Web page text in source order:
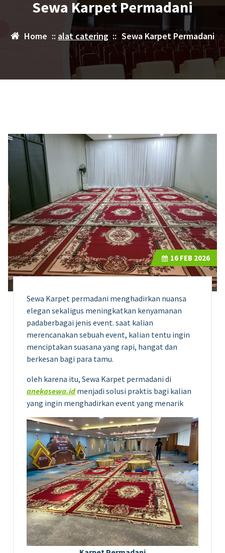
Sewa Karpet Permadani
Home :: alat catering :: Sewa Karpet Permadani
Sewa Karpet permadani menghadirkan nuansa
elegan sekaligus meningkatkan kenyamanan
padaberbagai jenis event. saat kalian
merencanakan sebuah event, kalian tentu ingin
menciptakan suasana yang rapi, hangat dan
berkesan bagi para tamu.
oleh karena itu, Sewa Karpet permadani di
anekasewa.idmenjadi solusi praktis bagi kalian
yang ingin menghadirkan event yang menarik
16 FEB 2026